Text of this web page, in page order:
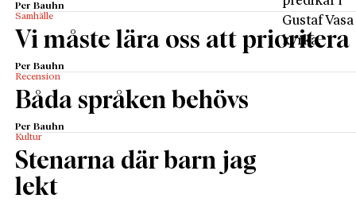
Per Bauhn
Samhälle
Vi måste lära oss att prioritera
Per Bauhn
Recension
Båda språken behövs
Per Bauhn
Kultur
Stenarna där barn jag
lekt